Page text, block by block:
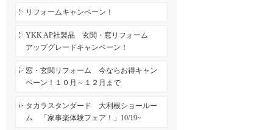
リフォームキャンペーン！
YKK AP社製品 玄関・窓リフォーム
アップグレードキャンペーン！
窓・玄関リフォーム 今ならお得キャン
ペーン！１０月～１２月まで
タカラスタンダード 大利根ショールー
ム 「家事楽体験フェア！」10/19~